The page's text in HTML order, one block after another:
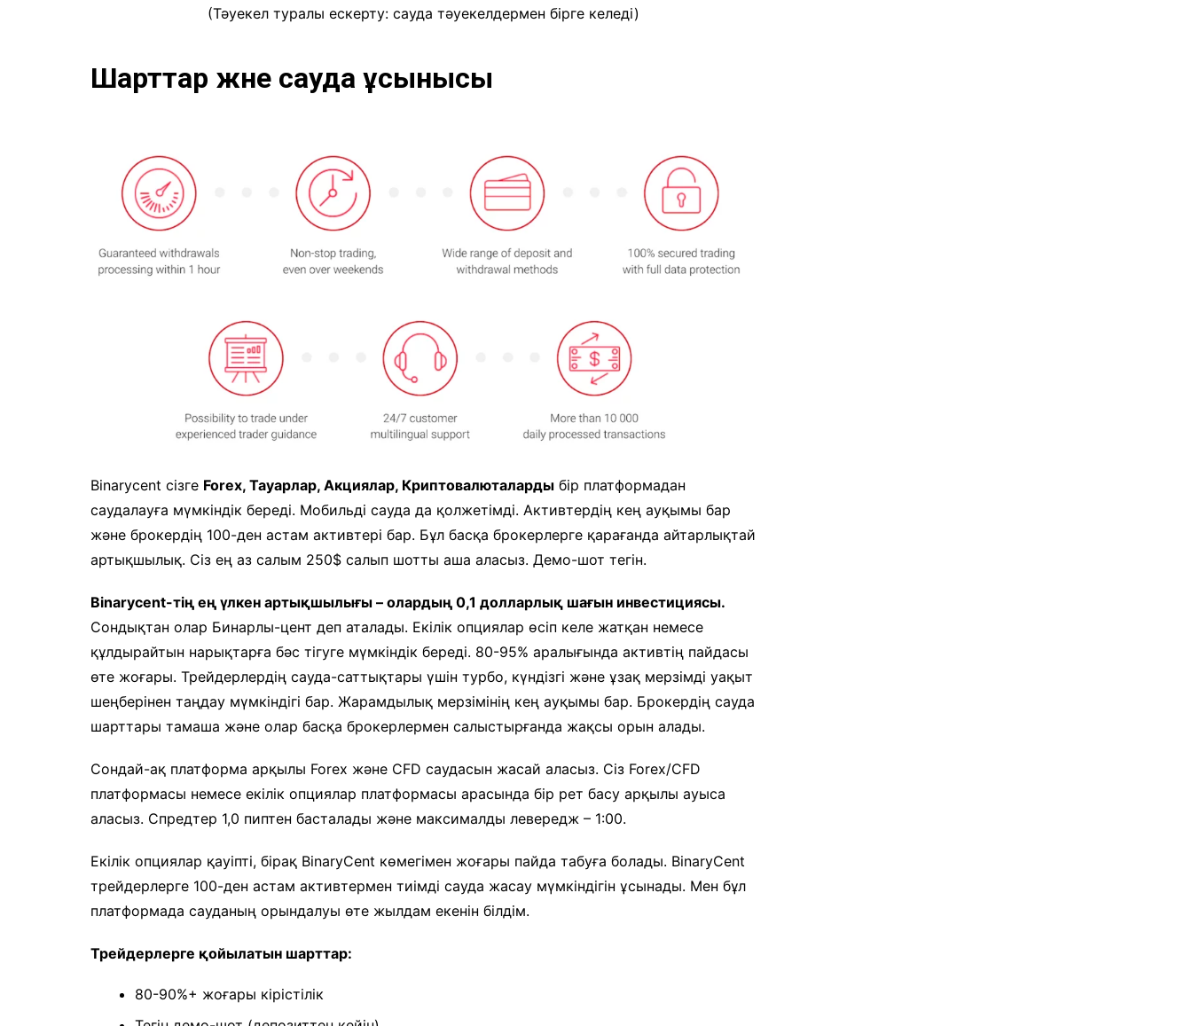
(Тәуекел туралы ескерту: сауда тәуекелдермен бірге келеді)
Шарттар және сауда ұсынысы
Binarycent сізге Forex, Тауарлар, Акциялар, Криптовалюталарды бір платформадан
саудалауға мүмкіндік береді. Мобильді сауда да қолжетімді. Активтердің кең ауқымы бар
және брокердің 100-ден астам активтері бар. Бұл басқа брокерлерге қарағанда айтарлықтай
артықшылық. Сіз ең аз салым 250$ салып шотты аша аласыз. Демо-шот тегін.
Binarycent-тің ең үлкен артықшылығы – олардың 0,1 долларлық шағын инвестициясы.
Сондықтан олар Бинарлы-цент деп аталады. Екілік опциялар өсіп келе жатқан немесе
құлдырайтын нарықтарға бәс тігуге мүмкіндік береді. 80-95% аралығында активтің пайдасы
өте жоғары. Трейдерлердің сауда-саттықтары үшін турбо, күндізгі және ұзақ мерзімді уақыт
шеңберінен таңдау мүмкіндігі бар. Жарамдылық мерзімінің кең ауқымы бар. Брокердің сауда
шарттары тамаша және олар басқа брокерлермен салыстырғанда жақсы орын алады.
Сондай-ақ платформа арқылы Forex және CFD саудасын жасай аласыз. Сіз Forex/CFD
платформасы немесе екілік опциялар платформасы арасында бір рет басу арқылы ауыса
аласыз. Спредтер 1,0 пиптен басталады және максималды левередж – 1:00.
Екілік опциялар қауіпті, бірақ BinaryCent көмегімен жоғары пайда табуға болады. BinaryCent
трейдерлерге 100-ден астам активтермен тиімді сауда жасау мүмкіндігін ұсынады. Мен бұл
платформада сауданың орындалуы өте жылдам екенін білдім.
Трейдерлерге қойылатын шарттар:
80-90%+ жоғары кірістілік